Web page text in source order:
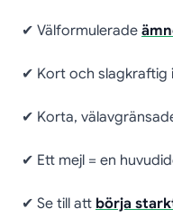
✔ Välformulerade
✔ Kort och slagkraftig
✔ Korta,
✔ Ett mejl = en
✔ Se till att börja